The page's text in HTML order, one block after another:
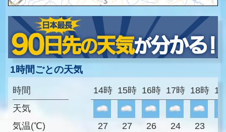
1時間ごとの天気
時間
天気
気温(℃)
14時 15時 16時 17時 18時
27 27 26 24 23